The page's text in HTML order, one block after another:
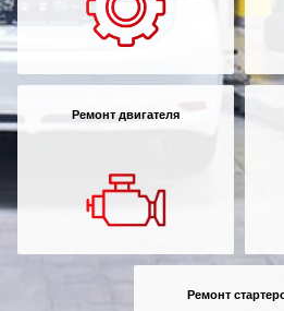
Ремонт двигателя
Ремонт